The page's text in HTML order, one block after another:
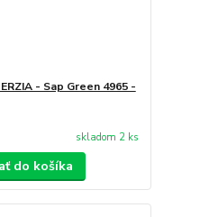
- Sap Green 4965 -
skladom 2 ks
do košíka